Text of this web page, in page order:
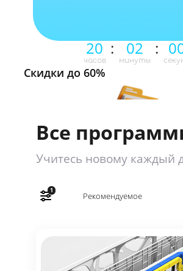
20 :
часов
02 :
минуты
Скидки до 60%
Все
Учитесь новому каждый
1